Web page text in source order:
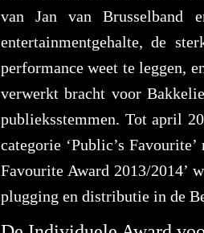
van Jan van Brusselband
entertainmentgehalte, de
performance weet te leggen,
verwerkt bracht voor
publieksstemmen. Tot april
categorie ‘Public’s
Favourite Award 2013/2014’
plugging en distributie in de